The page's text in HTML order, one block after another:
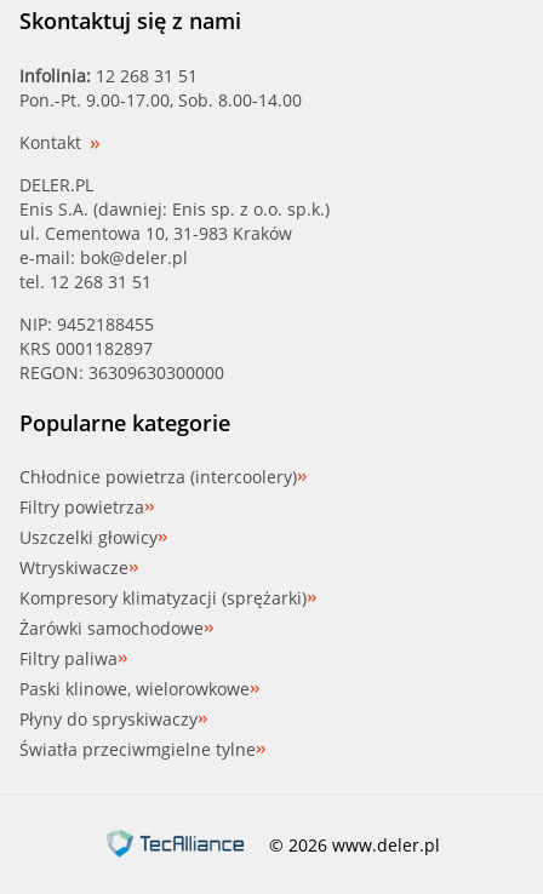
Skontaktuj się z nami
Infolinia: 12 268 31 51
Pon.-Pt. 9.00-17.00, Sob. 8.00-14.00
Kontakt
DELER.PL
Enis S.A. (dawniej: Enis sp. z o.o. sp.k.)
ul. Cementowa 10, 31-983 Kraków
e-mail: bok@deler.pl
tel. 12 268 31 51
NIP: 9452188455
KRS 0001182897
REGON: 36309630300000
Popularne kategorie
Chłodnice powietrza (intercoolery)
Filtry powietrza
Uszczelki głowicy
Wtryskiwacze
Kompresory klimatyzacji (sprężarki)
Żarówki samochodowe
Filtry paliwa
Paski klinowe, wielorowkowe
Płyny do spryskiwaczy
Światła przeciwmgielne tylne
© 2026 www.deler.pl